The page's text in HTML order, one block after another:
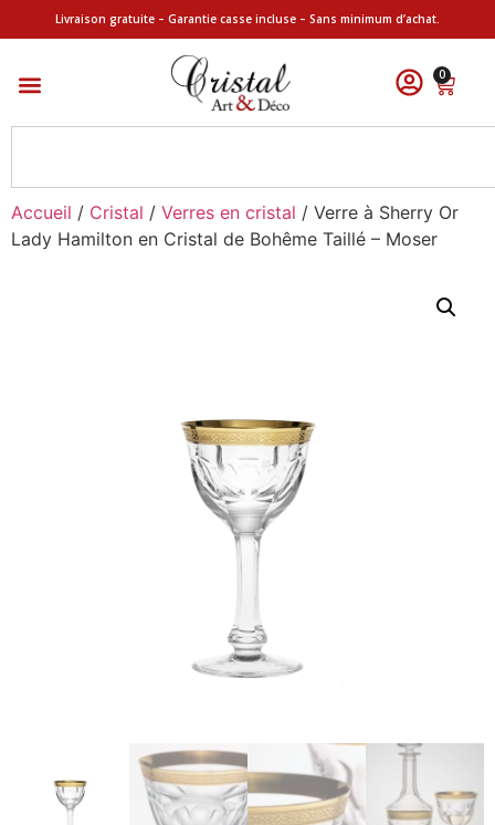
Livraison gratuite – Garantie casse incluse – Sans minimum d’achat.
0
Accueil / Cristal / Verres en cristal / Verre à Sherry Or
Lady Hamilton en Cristal de Bohême Taillé – Moser